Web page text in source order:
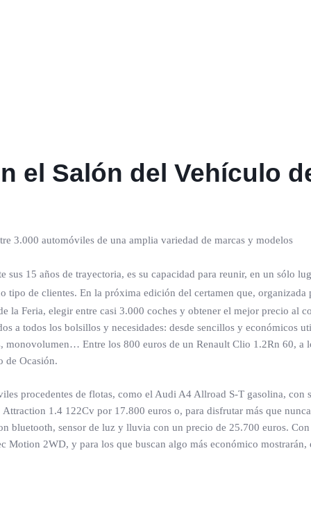
el Salón del Vehículo
3.000 automóviles de una amplia variedad de marcas y modelos
sus 15 años de trayectoria, es su capacidad para reunir, en un sólo
tipo de clientes. En la próxima edición del certamen que, organizada
Feria, elegir entre casi 3.000 coches y obtener el mejor precio al
a todos los bolsillos y necesidades: desde sencillos y económicos
Entre los 800 euros de un Renault Clio 1.2Rn 60, a
de Ocasión.
procedentes de flotas, como el Audi A4 Allroad S-T gasolina,
1.4 122Cv por 17.800 euros o, para disfrutar más que
bluetooth, sensor de luz y lluvia con un precio de 25.700 euros.
Motion 2WD, y para los que buscan algo más económico